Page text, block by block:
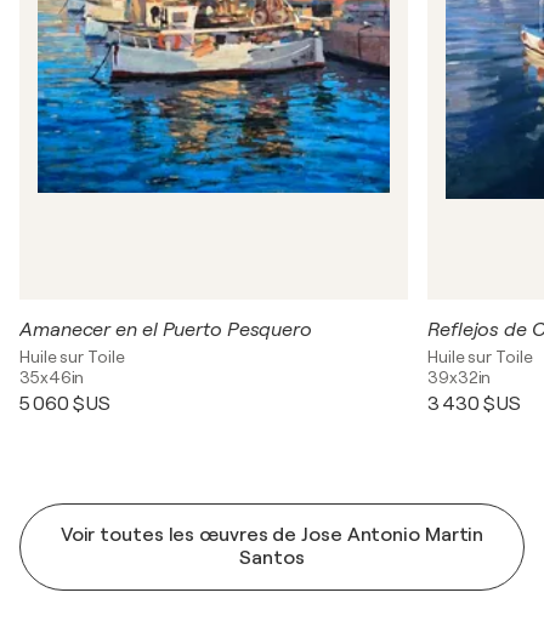
Amanecer en el Puerto Pesquero
Huile sur Toile
35x46in
5 060 $US
Reflejos de
Huile sur Toile
39x32in
3 430 $US
Voir toutes les œuvres de Jose Antonio Martin
Santos